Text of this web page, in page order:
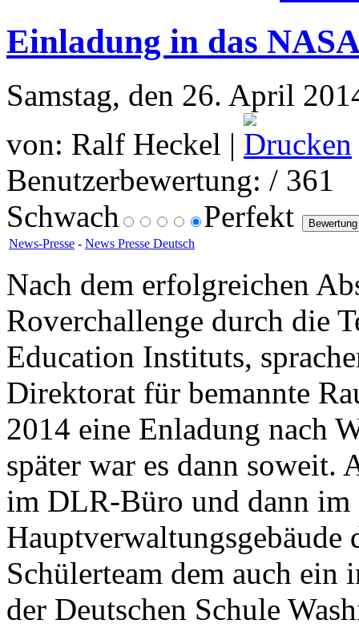
Einladung in das
Samstag, den 26. April
von: Ralf Heckel |
Benutzerbewertung: / 361
Schwach
Perfekt
News-Presse - News Presse Deutsch
Nach dem erfolgreichen
Roverchallenge durch die
Education Instituts,
Direktorat für bemannte
2014 eine Enladung nach
später war es dann
im DLR-Büro und dann
Hauptverwaltungsgebäude
Schülerteam dem auch ein
der Deutschen Schule